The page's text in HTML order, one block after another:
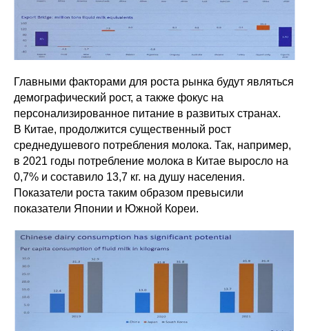
Главными факторами для роста рынка будут являться
демографический рост, а также фокус на
персонализированное питание в развитых странах.
В Китае, продолжится существенный рост
среднедушевого потребления молока. Так, например,
в 2021 годы потребление молока в Китае выросло на
0,7% и составило 13,7 кг. на душу населения.
Показатели роста таким образом превысили
показатели Японии и Южной Кореи.